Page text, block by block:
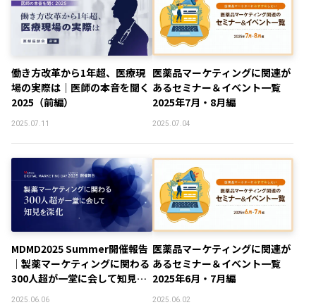
働き方改革から1年超、医療現
場の実際は｜医師の本音を聞く
2025（前編）
2025.07.11
医薬品マーケティングに関連が
あるセミナー＆イベント一覧
2025年7月・8月編
2025.07.04
MDMD2025 Summer開催報告
｜製薬マーケティングに関わる
300人超が一堂に会して知見を
深化
2025.06.06
医薬品マーケティングに関連が
あるセミナー＆イベント一覧
2025年6月・7月編
2025.06.02